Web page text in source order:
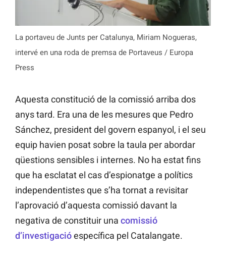
La portaveu de Junts per Catalunya, Miriam Nogueras,
intervé en una roda de premsa de Portaveus / Europa
Press
Aquesta constitució de la comissió arriba dos
anys tard. Era una de les mesures que Pedro
Sánchez, president del govern espanyol, i el seu
equip havien posat sobre la taula per abordar
qüestions sensibles i internes. No ha estat fins
que ha esclatat el cas d’espionatge a polítics
independentistes que s’ha tornat a revisitar
l’aprovació d’aquesta comissió davant la
negativa de constituir una comissió
d’investigacióespecífica pel Catalangate.